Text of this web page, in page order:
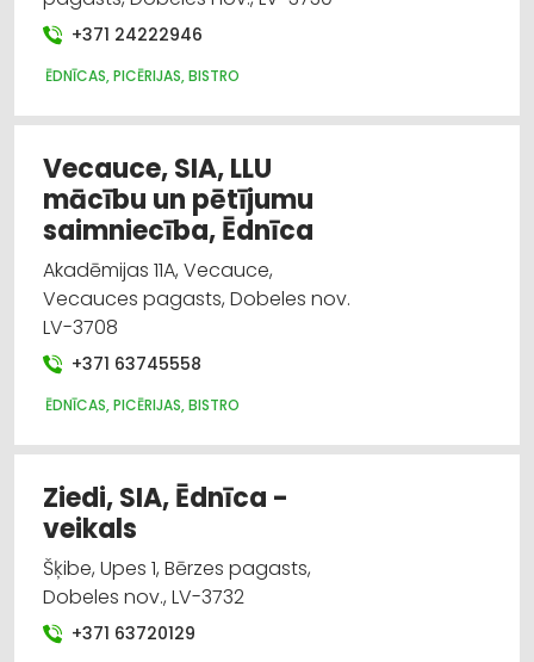
+371 24222946
ĒDNĪCAS, PICĒRIJAS, BISTRO
Vecauce, SIA, LLU
mācību un pētījumu
saimniecība, Ēdnīca
Akadēmijas 11A, Vecauce,
Vecauces pagasts, Dobeles nov.
LV-3708
+371 63745558
ĒDNĪCAS, PICĒRIJAS, BISTRO
Ziedi, SIA, Ēdnīca -
veikals
Šķibe, Upes 1, Bērzes pagasts,
Dobeles nov., LV-3732
+371 63720129